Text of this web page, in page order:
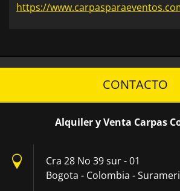
https://
CONTACTO
Alquiler y Venta Carpas
Cra 28 No 39 sur - 01
Bogota - Colombia -